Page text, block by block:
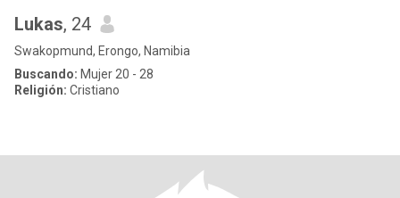
Lukas, 24
Swakopmund, Erongo, Namibia
Buscando: Mujer 20 - 28
Religión: Cristiano